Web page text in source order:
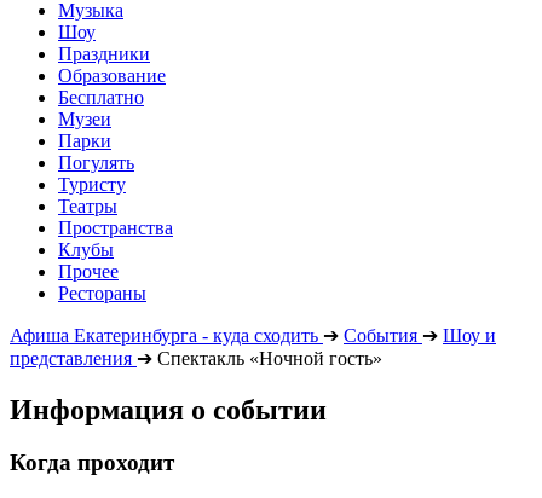
Музыка
Шоу
Праздники
Образование
Бесплатно
Музеи
Парки
Погулять
Туристу
Театры
Пространства
Клубы
Прочее
Рестораны
Афиша Екатеринбурга - куда сходить ➔ События ➔ Шоу и
представления ➔ Спектакль «Ночной гость»
Информация о событии
Когда проходит